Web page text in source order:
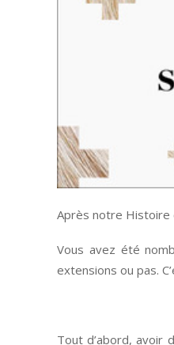
Après notre Histoire
Vous avez été
extensions ou pas.
Tout d’abord, avoir